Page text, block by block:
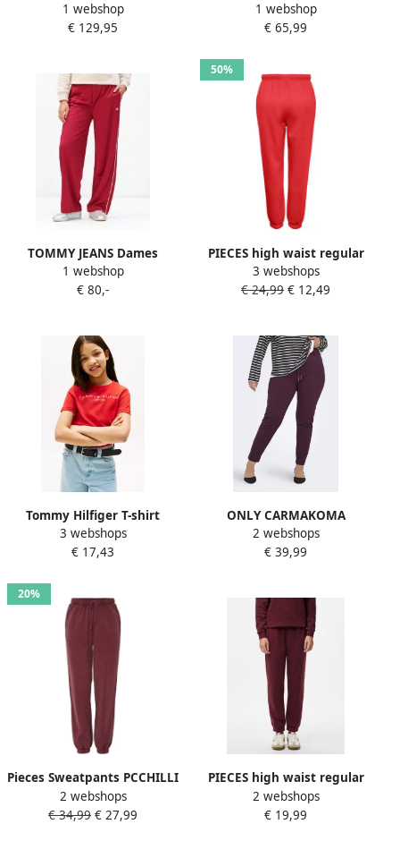
L'Amitié Dames Broeken
Baggy Rn Track Tall Pants
1 webshop
€ 129,95
Broeken Archive Logo
French Terry Slim J
1 webshop
€ 65,99
TOMMY JEANS Dames
Broeken Tjw Archive Track
Pant Rood
1 webshop
€ 80,-
50%
PIECES high waist regular
fit sweatpants PCCHILLI
rood
3 webshops
€ 24,99 € 12,49
Tommy Hilfiger T-shirt
ESSENTIAL TEE Kinderen
Kids Junior MiniMe voor
3 webshops
€ 17,43
ONLY CARMAKOMA
Joggingbroek
CARGOLDTRASH LIFE
2 webshops
€ 39,99
20%
Pieces Sweatpants PCCHILLI
HW WASHED SWEAT PANTS
NOOS BC
2 webshops
€ 34,99 € 27,99
PIECES high waist regular
fit sweatpants PCCHILLI
donkerrood
2 webshops
€ 19,99